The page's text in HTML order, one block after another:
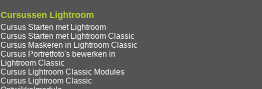
Cursussen Lightroom
Cursus Starten met Lightroom
Cursus Starten met Lightroom Classic
Cursus Maskeren in Lightroom Classic
Cursus Portretfoto's bewerken in
Lightroom Classic
Cursus Lightroom Classic Modules
Cursus Lightroom Classic